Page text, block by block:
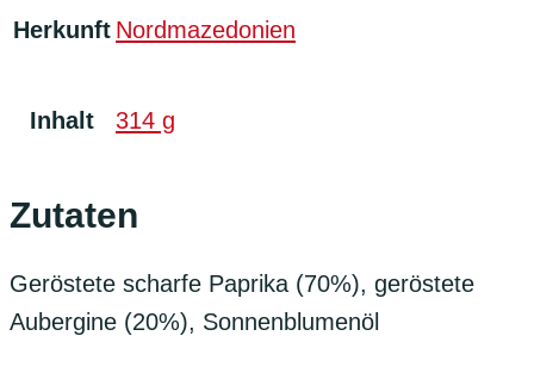
Herkunft Nordmazedonien
Inhalt 314 g
Zutaten
Geröstete scharfe Paprika (70%), geröstete
Aubergine (20%), Sonnenblumenöl